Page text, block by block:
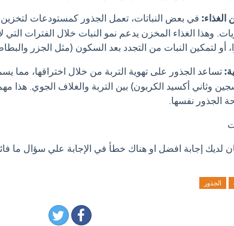
الغذاء: في بعض النباتات، تعمل الجذور كمستودعات
وهذا الغذاء المخزن يدعم نمو النبات خلال الفترات التي
أو لتمكين النبات من التجدد بعد السكون (مثل الجزر
تساعد الجذور على تهوية التربة من خلال اختراقها، مما
وثاني أكسيد الكربون) بين التربة والغلاف الجوي. هذا
الجذور نفسها.
لديك إجابة افضل او هناك خطأ في الإجابة علي سؤال ما
الجذور